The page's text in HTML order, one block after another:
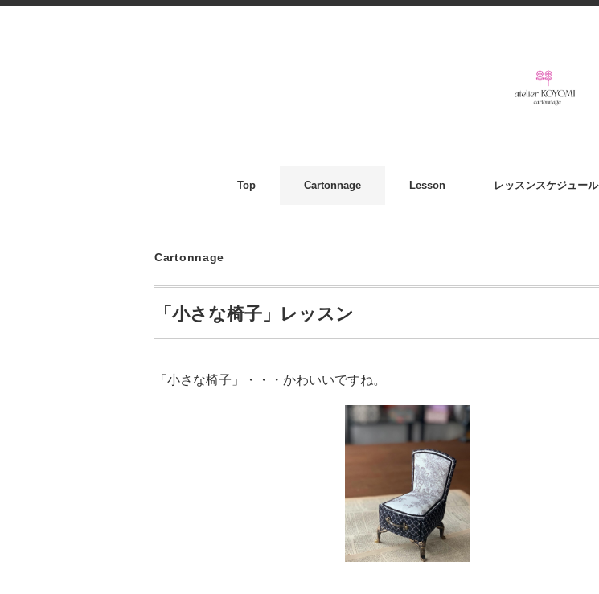
Top Cartonnage Lesson レッスンスケジュール
Cartonnage
「小さな椅子」レッスン
「小さな椅子」・・・かわいいですね。